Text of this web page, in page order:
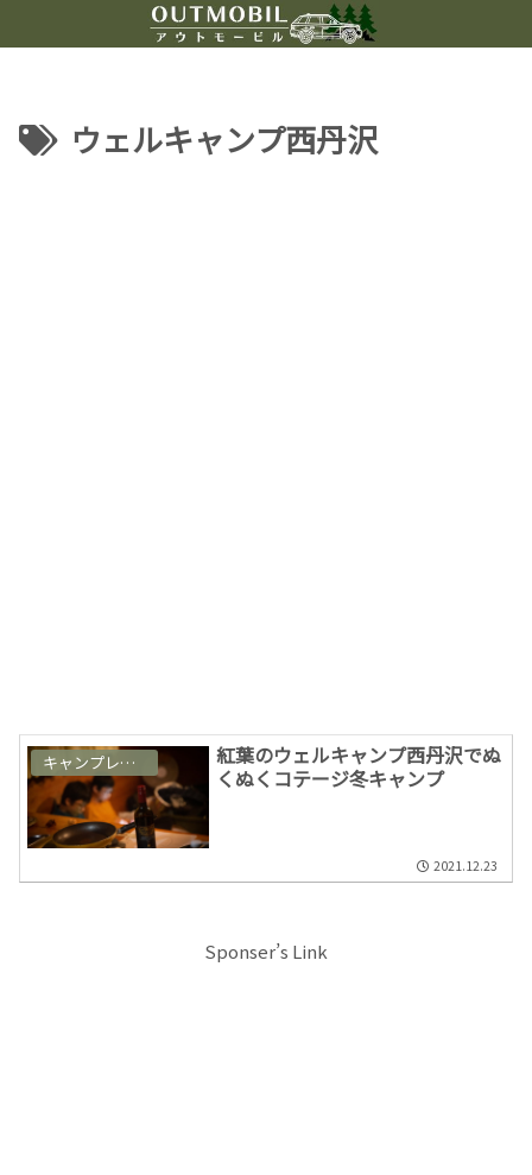
ウェルキャンプ西丹沢
キャンプレポート
紅葉のウェルキャンプ西丹沢でぬ
くぬくコテージ冬キャンプ
2021.12.23
Sponser’s Link